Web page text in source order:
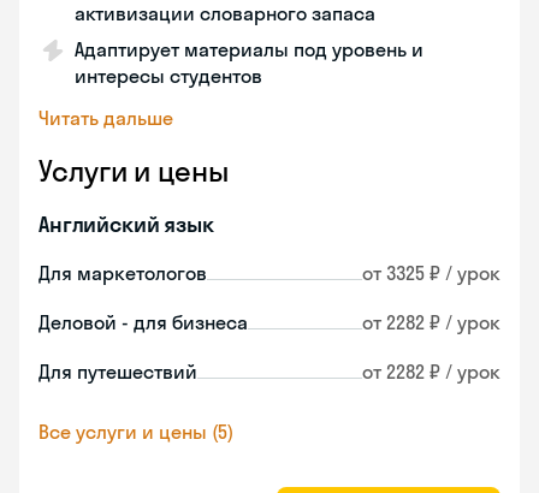
активизации словарного запаса
Адаптирует материалы под уровень и
интересы студентов
Читать дальше
Услуги и цены
Английский язык
Для маркетологов от 3325 ₽ / урок
Деловой - для бизнеса от 2282 ₽ / урок
Для путешествий от 2282 ₽ / урок
Все услуги и цены (5)